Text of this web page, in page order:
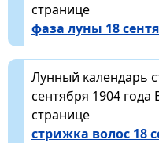
странице
фаза луны 18
Лунный календарь
сентября 1904
странице
стрижка волос 18